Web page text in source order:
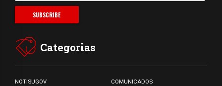
Categorias
NOTISUGOV COMUNICADOS